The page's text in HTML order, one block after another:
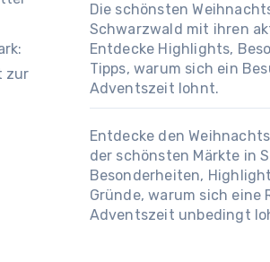
zur
Die schönsten
Schwarzwald mit ihren
Entdecke Highlights,
Tipps, warum sich ein
Adventszeit lohnt.
Entdecke den
der schönsten Märkte in
Besonderheiten,
Gründe, warum sich eine
Adventszeit unbedingt